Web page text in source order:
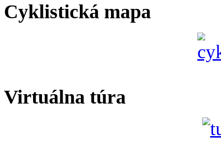
Cyklistická mapa
Virtuálna túra